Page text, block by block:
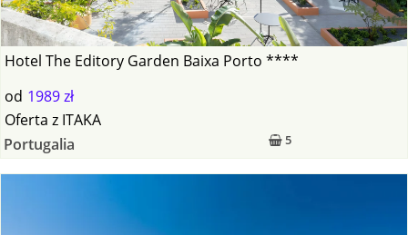
Hotel The Editory Garden Baixa Porto ****
od 1989 zł
5
Oferta z ITAKA
Portugalia